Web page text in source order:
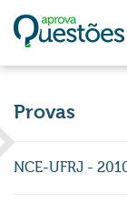
Provas
NCE-UFRJ -